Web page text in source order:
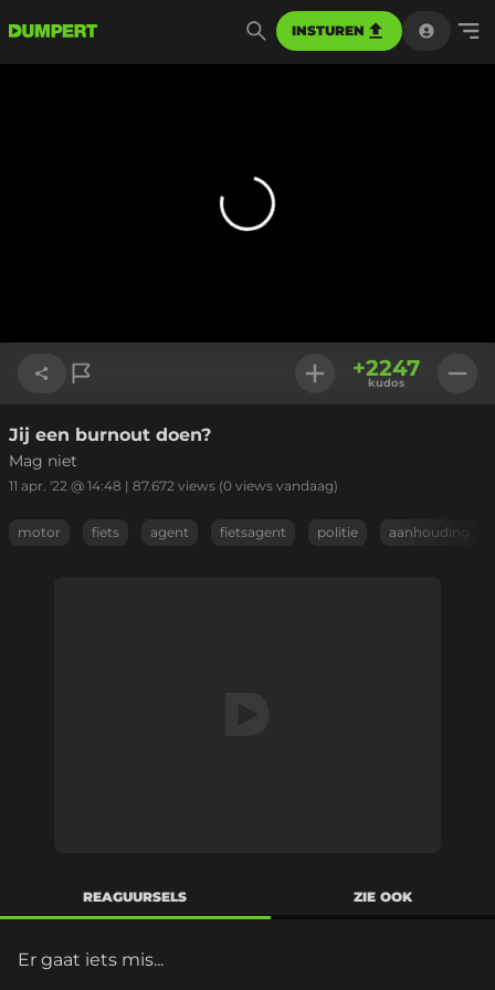
INSTUREN
Link kopiëren
+2247
kudos
Jij een burnout doen?
Mag niet
11 apr. '22 @ 14:48 | 87.672 views (0 views vandaag)
motor fiets agent fietsagent politie aanhouding
REAGUURSELS ZIE OOK
Er gaat iets mis...